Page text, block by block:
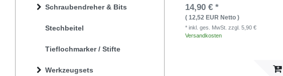
Schraubendreher & Bits
Stechbeitel
Tieflochmarker / Stifte
Werkzeugsets
14,90 € *
( 12,52 EUR Netto )
* inkl. ges. MwSt.zzgl. 5,90 €
Versandkosten